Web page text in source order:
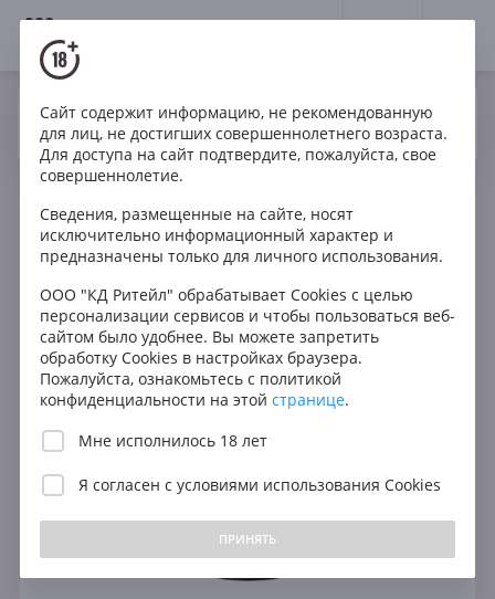
18+
Ваш город Москва ? Да
Вино Розе Игристое
Франция
Piollot Père et Fils Les Gravelees Brut Nature Rose
Champagne
Сайт содержит информацию, не рекомендованную
для лиц, не достигших совершеннолетнего возраста.
Для доступа на сайт подтвердите, пожалуйста, свое
совершеннолетие.
Сведения, размещенные на сайте, носят
исключительно информационный характер и
предназначены только для личного использования.
ООО "КД Ритейл" обрабатывает Cookies с целью
персонализации сервисов и чтобы пользоваться веб-
сайтом было удобнее. Вы можете запретить
обработку Cookies в настройках браузера.
Пожалуйста, ознакомьтесь с политикой
конфиденциальности на этой странице.
Мне исполнилось 18 лет
Я согласен с условиями использования Cookies
ПРИНЯТЬ